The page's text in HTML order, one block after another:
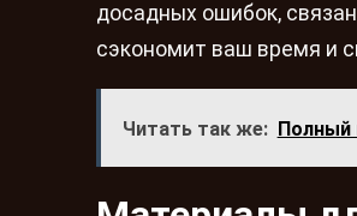
досадных ошибок,
сэкономит ваш время и
Читать так же: Полный